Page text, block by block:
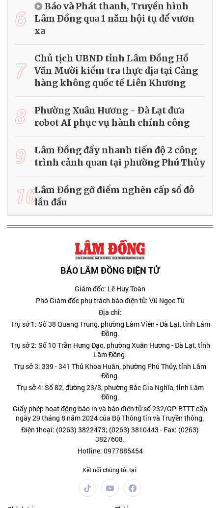
6
Báo và Phát thanh, Truyền hình
Lâm Đồng qua 1 năm hội tụ để vươn
xa
7
Chủ tịch UBND tỉnh Lâm Đồng Hồ
Văn Mười kiểm tra thực địa tại Cảng
hàng không quốc tế Liên Khương
8
Phường Xuân Hương - Đà Lạt đưa
robot AI phục vụ hành chính công
9
Lâm Đồng đẩy nhanh tiến độ 2 công
trình cảnh quan tại phường Phú Thủy
10Lâm Đồng gỡ điểm nghẽn cấp sổ đỏ
lần đầu
BÁO LÂM ĐỒNG ĐIỆN TỬ
Giám đốc: Lê Huy Toàn
Phó Giám đốc phụ trách báo điện tử: Vũ Ngọc Tú
Địa chỉ:
Trụ sở 1: Số 38 Quang Trung, phường Lâm Viên - Đà Lạt, tỉnh Lâm
Đồng.
Trụ sở 2: Số 10 Trần Hưng Đạo, phường Xuân Hương - Đà Lạt, tỉnh
Lâm Đồng.
Trụ sở 3: 339 - 341 Thủ Khoa Huân, phường Phú Thủy, tỉnh Lâm
Đồng.
Trụ sở 4: Số 82, đường 23/3, phường Bắc Gia Nghĩa, tỉnh Lâm
Đồng.
Giấy phép hoạt động báo in và báo điện tử số 232/GP-BTTT cấp
ngày 29 tháng 8 năm 2024 của Bộ Thông tin và Truyền thông.
Điện thoại: (0263) 3822473; (0263) 3810443 - Fax: (0263)
3827608.
Hotline: 0977885454
Kết nối chúng tôi tại: